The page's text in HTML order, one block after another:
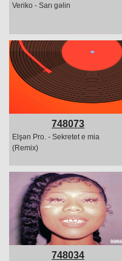
Veriko - Sarı gəlin
748073
Elşən Pro. - Sekretet e mia
(Remix)
748034